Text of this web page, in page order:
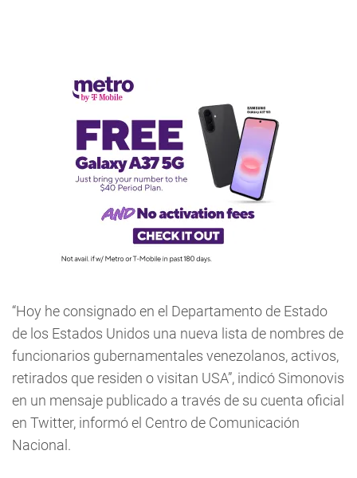
“Hoy he consignado en el Departamento de Estado
de los Estados Unidos una nueva lista de nombres de
funcionarios gubernamentales venezolanos, activos,
retirados que residen o visitan USA”, indicó Simonovis
en un mensaje publicado a través de su cuenta oficial
en Twitter, informó el Centro de Comunicación
Nacional.